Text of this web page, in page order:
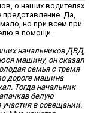
о наших водителях
Да,
но при всем при
в помощи.
начальников ДВД,
машину, он сказал
семья с тремя
дороге машина
Тогда начальник
белую
участия в совещании.